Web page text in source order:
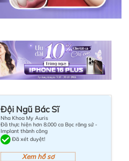
Đội Ngũ Bác Sĩ
Nha Khoa My Auris
Đã thực hiện hơn 8.000 ca Bọc răng sứ -
Implant thành công
Đã xét duyệt!
Xem hồ sơ